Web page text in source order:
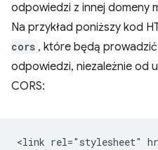
odpowiedzi z innej domeny
Na przykład poniższy kod
cors , które będą
odpowiedzi, niezależnie od
CORS:
<link rel="stylesheet"